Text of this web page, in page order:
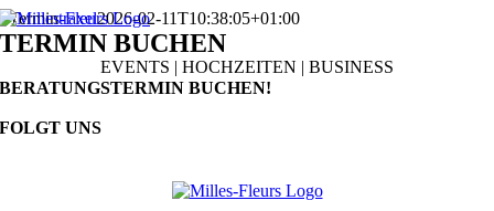
Skip
to
content
Termintraxel2026-02-11T10:38:05+01:00
TERMIN BUCHEN
EVENTS | HOCHZEITEN | BUSINESS
BERATUNGSTERMIN BUCHEN!
FOLGT UNS